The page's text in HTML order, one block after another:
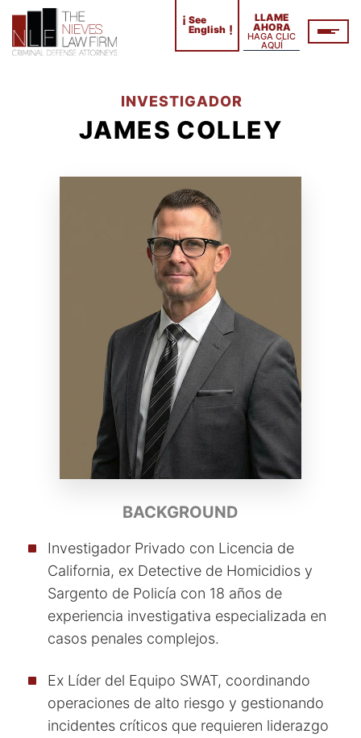
¡ See
English !
LLAME
AHORA
HAGA CLIC
AQUÍ
INVESTIGADOR
JAMES COLLEY
BACKGROUND
Investigador Privado con Licencia de
California, ex Detective de Homicidios y
Sargento de Policía con 18 años de
experiencia investigativa especializada en
casos penales complejos.
Ex Líder del Equipo SWAT, coordinando
operaciones de alto riesgo y gestionando
incidentes críticos que requieren liderazgo